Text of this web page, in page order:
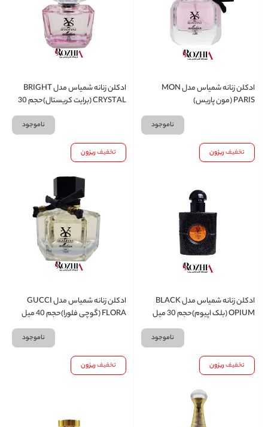
ادکلن زنانه شمیاس مدل MON
PARIS (مون پاریس)
ناموجود
ادکلن زنانه شمیاس مدل BRIGHT
CRYSTAL (برایت کریستال)حجم 30
ناموجود
تخفیفریزون
ادکلن زنانه شمیاس مدل BLACK
OPIUM (بلک اپیوم)حجم 30 میل
ناموجود
تخفیفریزون
ادکلن زنانه شمیاس مدل GUCCI
FLORA (گوچی فلورا)حجم 40 میل
ناموجود
تخفیفریزون تخفیفریزون